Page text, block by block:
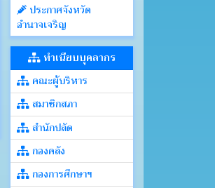
ประกาศจังหวัด
อำนาจเจริญ
ทำเนียบบุคลากร
คณะผู้บริหาร
สมาชิกสภา
สำนักปลัด
กองคลัง
กองการศึกษาฯ